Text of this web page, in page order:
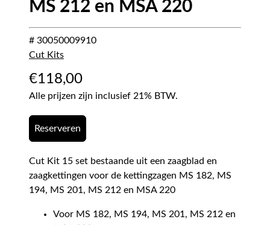
MS 212 en MSA 220
# 30050009910
Cut Kits
€118,00
Alle prijzen zijn inclusief 21% BTW.
Reserveren
Cut Kit 15 set bestaande uit een zaagblad en
zaagkettingen voor de kettingzagen MS 182, MS
194, MS 201, MS 212 en MSA 220
Voor MS 182, MS 194, MS 201, MS 212 en